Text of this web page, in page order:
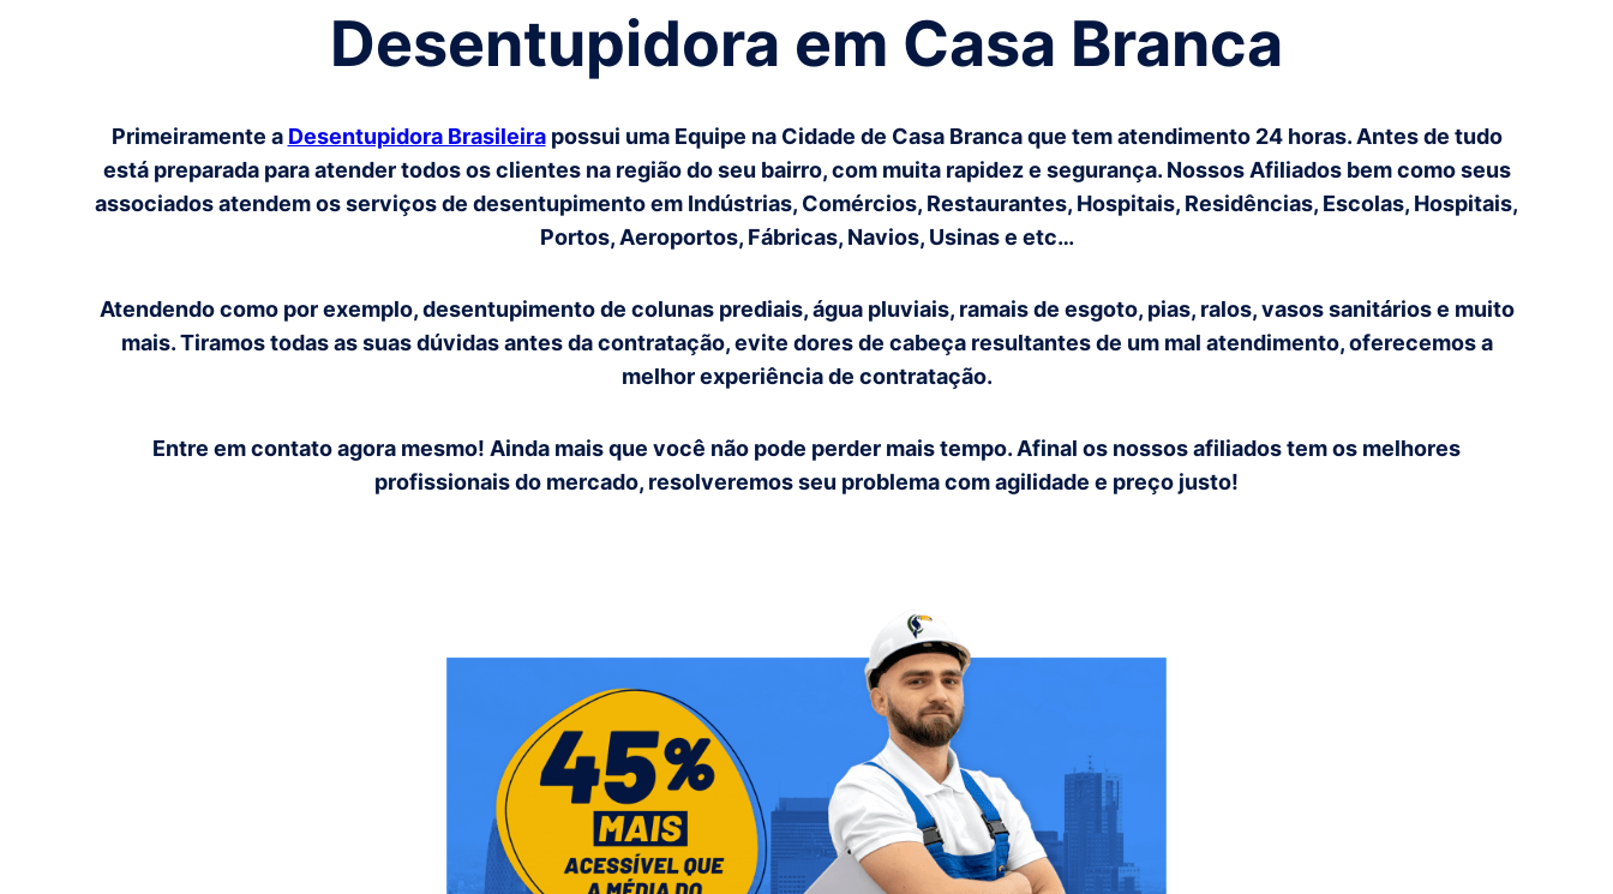
Desentupidora em Casa Branca
Primeiramente a Desentupidora Brasileirapossui uma Equipe na Cidade de Casa Brancaque tem atendimento 24 horas. Antes de tudo
está preparada para atender todos os clientes na região do seu bairro, com muita rapidez e segurança. Nossos Afiliados bem como seus
associados atendem os serviços de desentupimento em Indústrias, Comércios, Restaurantes, Hospitais, Residências, Escolas, Hospitais,
Portos, Aeroportos, Fábricas, Navios, Usinas e etc…
Atendendo como por exemplo, desentupimento de colunas prediais, água pluviais, ramais de esgoto, pias, ralos, vasos sanitários e muito
mais. Tiramos todas as suas dúvidas antes da contratação, evite dores de cabeça resultantes de um mal atendimento, oferecemos a
melhor experiência de contratação.
Entre em contato agora mesmo! Ainda mais que você não pode perder mais tempo. Afinal os nossos afiliados tem os melhores
profissionais do mercado, resolveremos seu problema com agilidade e preço justo!